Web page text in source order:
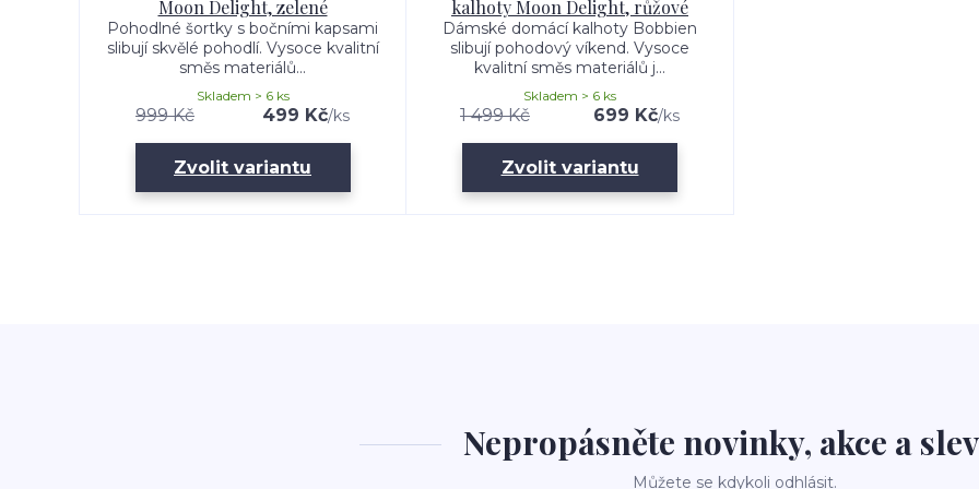
Moon Delight, zelené
Pohodlné šortky s bočními kapsami
slibují skvělé pohodlí. Vysoce kvalitní
směs materiálů...
999 Kč 499 Kč/ks
Skladem > 6 ks
Zvolit variantu
kalhoty Moon Delight, růžové
Dámské domácí kalhoty Bobbien
slibují pohodový víkend. Vysoce
kvalitní směs materiálů j...
1 499 Kč 699 Kč/ks
Skladem > 6 ks
Zvolit variantu
Nepropásněte novinky, akce a
Můžete se kdykoli odhlásit.